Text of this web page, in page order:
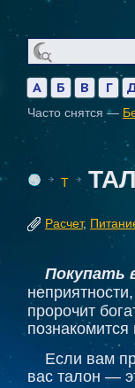
А Б В Г
Часто снятся —
Т
Расчет,
Покупать
пророчит
Если вам
вас талон —